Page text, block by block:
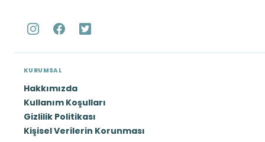
KURUMSAL
Hakkımızda
Kullanım Koşulları
Gizlilik Politikası
Kişisel Verilerin Korunması